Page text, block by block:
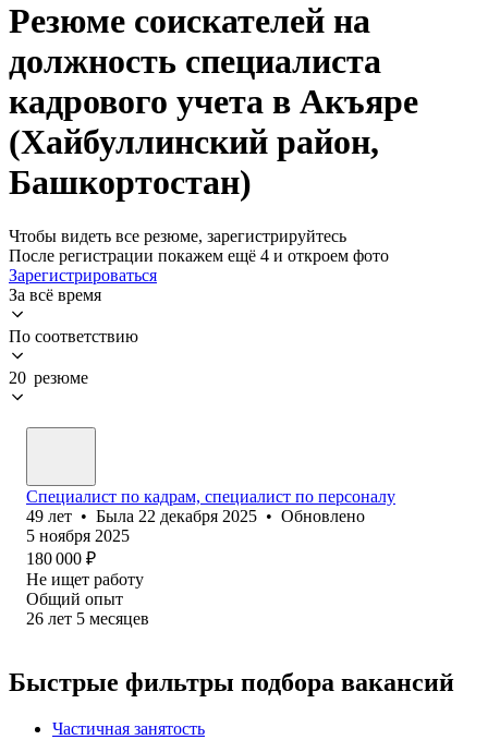
Резюме соискателей на
должность специалиста
кадрового учета в Акъяре
(Хайбуллинский район,
Башкортостан)
Чтобы видеть все резюме, зарегистрируйтесь
После регистрации покажем ещё 4 и откроем фото
Зарегистрироваться
За всё время
По соответствию
20 резюме
Специалист по кадрам, специалист по персоналу
49 лет • Была 22 декабря 2025 • Обновлено
5 ноября 2025
180 000 ₽
Не ищет работу
Общий опыт
26 лет 5 месяцев
Быстрые фильтры подбора вакансий
Частичная занятость